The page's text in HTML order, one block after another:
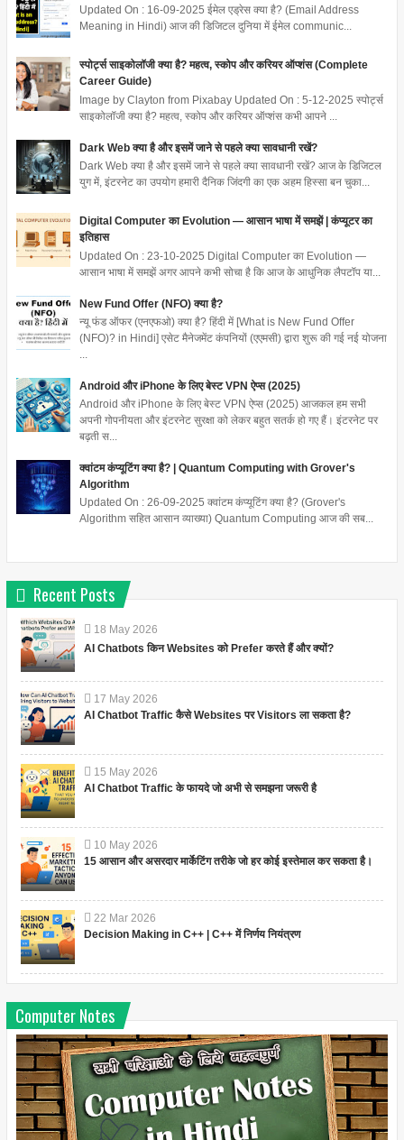
Updated On : 16-09-2025 ईमेल एड्रेस क्या है? (Email Address
Meaning in Hindi) आज की डिजिटल दुनिया में ईमेल communic...
स्पोर्ट्स साइकोलॉजी क्या है? महत्व, स्कोप और करियर ऑप्शंस (Complete
Career Guide)
Image by Clayton from Pixabay Updated On : 5-12-2025 स्पोर्ट्स
साइकोलॉजी क्या है? महत्व, स्कोप और करियर ऑप्शंस कभी आपने ...
Dark Web क्या है और इसमें जाने से पहले क्या सावधानी रखें?
Dark Web क्या है और इसमें जाने से पहले क्या सावधानी रखें? आज के डिजिटल
युग में, इंटरनेट का उपयोग हमारी दैनिक जिंदगी का एक अहम हिस्सा बन चुका...
Digital Computer का Evolution — आसान भाषा में समझें | कंप्यूटर का
इतिहास
Updated On : 23-10-2025 Digital Computer का Evolution —
आसान भाषा में समझें अगर आपने कभी सोचा है कि आज के आधुनिक लैपटॉप या...
New Fund Offer (NFO) क्या है?
न्यू फंड ऑफर (एनएफओ) क्या है? हिंदी में [What is New Fund Offer
(NFO)? in Hindi] एसेट मैनेजमेंट कंपनियों (एएमसी) द्वारा शुरू की गई नई योजना
...
Android और iPhone के लिए बेस्ट VPN ऐप्स (2025)
Android और iPhone के लिए बेस्ट VPN ऐप्स (2025) आजकल हम सभी
अपनी गोपनीयता और इंटरनेट सुरक्षा को लेकर बहुत सतर्क हो गए हैं। इंटरनेट पर
बढ़ती स...
क्वांटम कंप्यूटिंग क्या है? | Quantum Computing with Grover's
Algorithm
Updated On : 26-09-2025 क्वांटम कंप्यूटिंग क्या है? (Grover's
Algorithm सहित आसान व्याख्या) Quantum Computing आज की सब...
Recent Posts
18 May 2026
AI Chatbots किन Websites को Prefer करते हैं और क्यों?
17 May 2026
AI Chatbot Traffic कैसे Websites पर Visitors ला सकता है?
15 May 2026
AI Chatbot Traffic के फायदे जो अभी से समझना जरूरी है
10 May 2026
15 आसान और असरदार मार्केटिंग तरीके जो हर कोई इस्तेमाल कर सकता है।
22 Mar 2026
Decision Making in C++ | C++ में निर्णय नियंत्रण
Computer Notes